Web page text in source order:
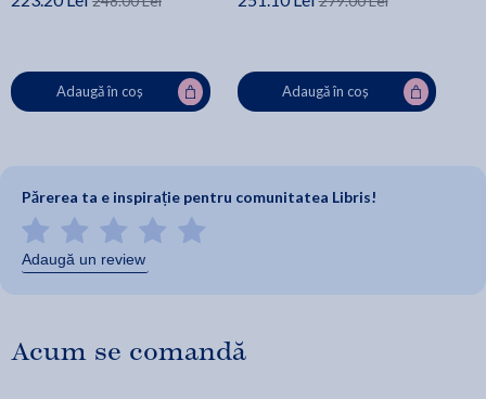
Adaugă în coș Adaugă în coș
Părerea ta e inspirație pentru comunitatea Libris!
Adaugă un review
Acum se comandă